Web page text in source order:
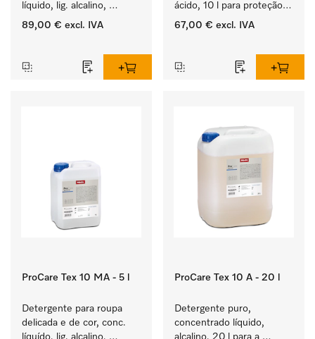
líquido, lig. alcalino,
10 l para a lavagem de
89,00 € excl. IVA
ácido, 10 l para proteção
ideal dos têxteis através
67,00 € excl. IVA
ProCare Tex 10 MA - 5 l
Detergente para roupa
delicada e de cor, conc.
líquído, lig. alcalino,
ProCare Tex 10 A - 20 l
Detergente puro,
concentrado líquido,
alcalino, 20 l para a